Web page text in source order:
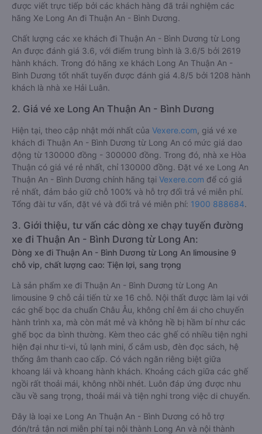
được viết trực tiếp bởi các khách hàng đã trải nghiệm các
hãng Xe Long An đi Thuận An - Bình Dương.
Chất lượng các xe khách đi Thuận An - Bình Dương từ Long
An được đánh giá 3.6, với điểm trung bình là 3.6/5 bởi 2619
hành khách. Trong đó hãng xe khách Long An Thuận An -
Bình Dương tốt nhất tuyến được đánh giá 4.8/5 bởi 1208 hành
khách là nhà xe Hải Luân.
2. Giá vé xe Long An Thuận An - Bình Dương
Hiện tại, theo cập nhật mới nhất của Vexere.com , giá vé xe
khách đi Thuận An - Bình Dương từ Long An có mức giá dao
động từ 130000 đồng - 300000 đồng. Trong đó, nhà xe Hòa
Thuận có giá vé rẻ nhất, chỉ 130000 đồng. Đặt vé xe Long An
Thuận An - Bình Dương chính hãng tại Vexere.com để có giá
rẻ nhất, đảm bảo giữ chỗ 100% và hỗ trợ đổi trả vé miễn phí.
Tổng đài tư vấn, đặt vé và đổi trả vé miễn phí: 1900 888684.
3. Giới thiệu, tư vấn các dòng xe chạy tuyến đường
xe đi Thuận An - Bình Dương từ Long An:
Dòng xe đi Thuận An - Bình Dương từ Long An limousine 9
chỗ vip, chất lượng cao: Tiện lợi, sang trọng
Là sản phẩm xe đi Thuận An - Bình Dương từ Long An
limousine 9 chỗ cải tiến từ xe 16 chỗ. Nội thất được làm lại với
các ghế bọc da chuẩn Châu Âu, không chỉ êm ái cho chuyến
hành trình xa, mà còn mát mẻ và không hề bị hầm bí như các
ghế bọc da bình thường. Kèm theo các ghế có nhiều tiện nghi
hiện đại như ti-vi, tủ lạnh mini, ổ cắm usb, đèn đọc sách, hệ
thống âm thanh cao cấp. Có vách ngăn riêng biệt giữa
khoang lái và khoang hành khách. Khoảng cách giữa các ghế
ngồi rất thoải mái, không nhồi nhét. Luôn đáp ứng được nhu
cầu về sang trọng, thoải mái và tiện nghi trong việc di chuyển.
Đây là loại xe Long An Thuận An - Bình Dương có hỗ trợ
đón/trả tận nơi miễn phí tại nội thành Long An và nội thành